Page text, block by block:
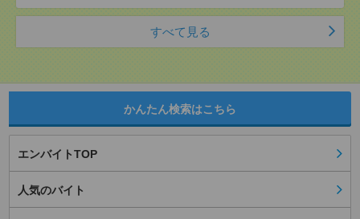
すべて見る
かんたん検索はこちら
エンバイトTOP
人気のバイト